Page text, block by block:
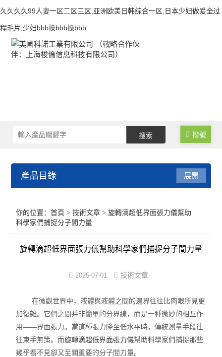
久久久久99人妻一区二区三区,亚洲欧美日韩综合一区,日本少妇做爰全过
程毛片,少妇bbb搡bbb搡bbb
撥號
產品目錄
表面張力儀
界面張力儀
界面彈性系數儀
表面清潔度分析儀
位移及其控制系統
展開
你的位置：首頁 >技術文章 > 旋轉滴超低界面張力儀幫助
科學家們捕捉分子間力量
旋轉滴超低界面張力儀幫助科學家們捕捉分子間力量
2025-07-01 技術文章
在微觀世界中，液體與液體之間的邊界往往比肉眼所見更
加復雜。它們之間并非簡單的分界線，而是一種微妙的相互作
用——界面張力。當這種張力降至低水平時，傳統測量手段往
往束手無策。而旋轉滴超低界面張力儀幫助科學家們捕捉那些
幾乎看不見卻又至關重要的分子間力量。